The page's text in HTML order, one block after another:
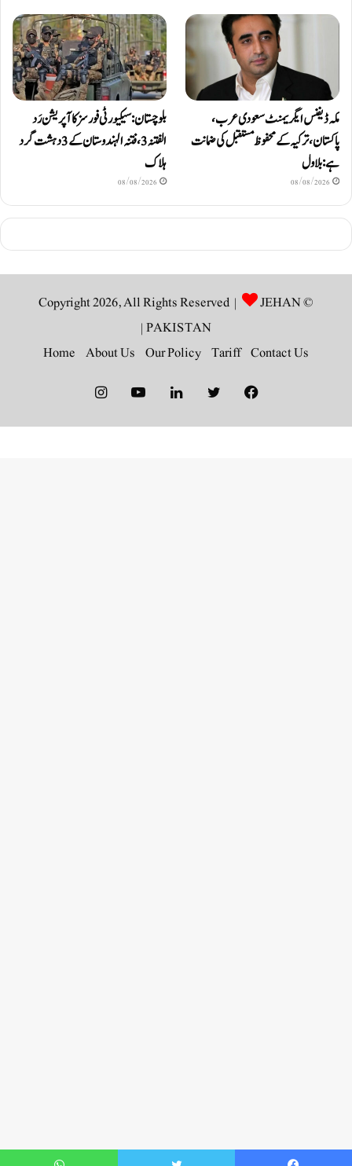
مکہ ڈیفنس ایگریمنٹ سعودی عرب،
پاکستان، ترکیہ کے محفوظ مستقبل کی ضمانت
ہے: بلاول
08/08/2026
بلوچستان: سیکیورٹی فورسز کا آپریشن رَد
الفتنہ 3، فتنہ الہندوستان کے 3 دہشت گرد
ہلاک
08/08/2026
© Copyright 2026, All Rights Reserved |
JEHAN
PAKISTAN
|
Contact Us
Tariff
Our Policy
About Us
Home
Facebook
Twitter
LinkedIn
YouTube
Instagram